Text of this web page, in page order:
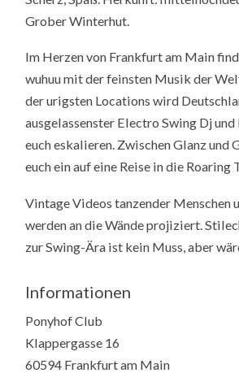
Grober Winterhut.
Im Herzen von Frankfurt am Main
wuhuu mit der feinsten Musik der
der urigsten Locations wird
ausgelassenster Electro Swing Dj
euch eskalieren. Zwischen Glanz und
euch ein auf eine Reise in die Roaring
Vintage Videos tanzender Menschen
werden an die Wände projiziert.
zur Swing-Ära ist kein Muss, aber
Informationen
Ponyhof Club
Klappergasse 16
60594 Frankfurt am Main